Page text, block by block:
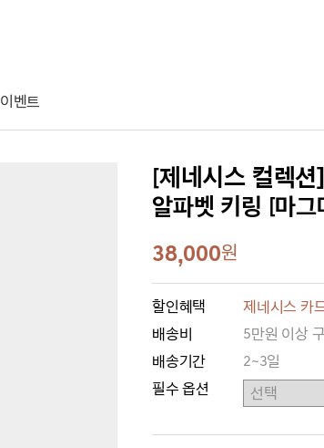
이벤트
[제네시스 컬렉션
알파벳 키링 [마그
38,000원
할인혜택
제네시스 카
배송비
5만원 이상
배송기간
2~3일
필수 옵션